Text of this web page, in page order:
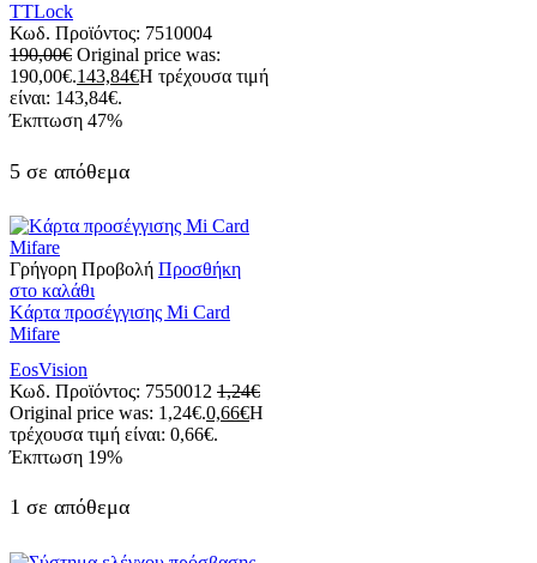
TTLock
Κωδ. Προϊόντος: 7510004
190,00€ Original price was:
190,00€.143,84€Η τρέχουσα τιμή
είναι: 143,84€.
Έκπτωση 47%
5 σε απόθεμα
Γρήγορη Προβολή Προσθήκη
στο καλάθι
Kάρτα προσέγγισης Mi Card
Mifare
EosVision
Κωδ. Προϊόντος: 7550012 1,24€
Original price was: 1,24€.0,66€Η
τρέχουσα τιμή είναι: 0,66€.
Έκπτωση 19%
1 σε απόθεμα